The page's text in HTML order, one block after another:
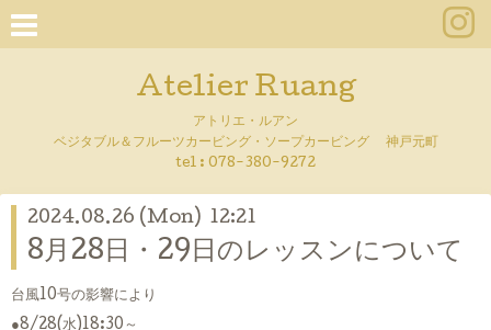
Atelier Ruang
アトリエ・ルアン
ベジタブル＆フルーツカービング・ソープカービング 神戸元町
tel : 078-380-9272
2024.08.26 (Mon) 12:21
8月28日・29日のレッスンについて
台風10号の影響により
●8/28(水)18:30～